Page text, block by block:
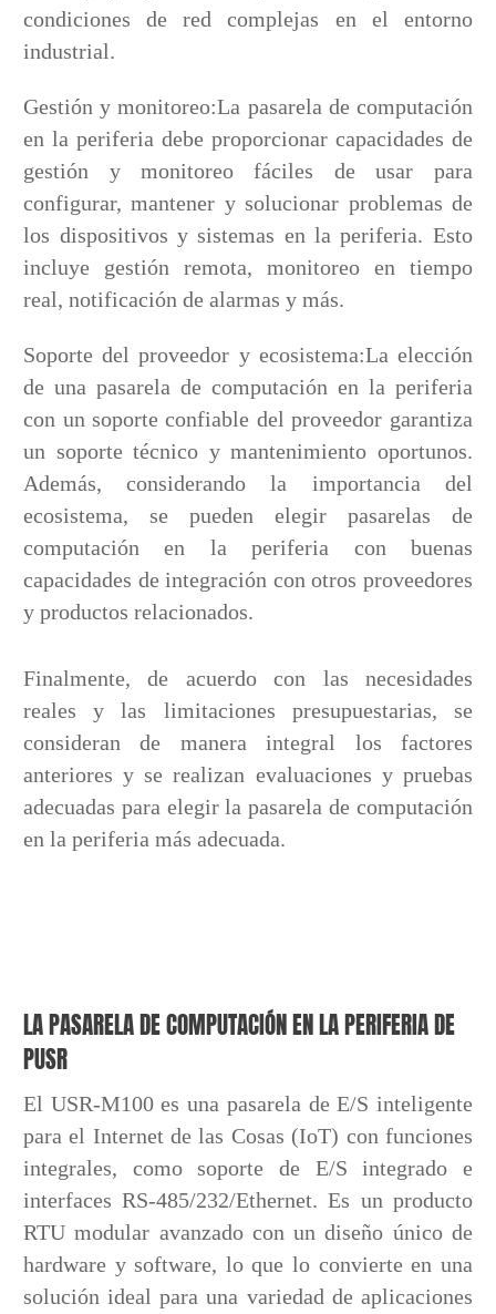
condiciones de red complejas en el entorno
industrial.
Gestión y monitoreo:La pasarela de computación
en la periferia debe proporcionar capacidades de
gestión y monitoreo fáciles de usar para
configurar, mantener y solucionar problemas de
los dispositivos y sistemas en la periferia. Esto
incluye gestión remota, monitoreo en tiempo
real, notificación de alarmas y más.
Soporte del proveedor y ecosistema:La elección
de una pasarela de computación en la periferia
con un soporte confiable del proveedor garantiza
un soporte técnico y mantenimiento oportunos.
Además, considerando la importancia del
ecosistema, se pueden elegir pasarelas de
computación en la periferia con buenas
capacidades de integración con otros proveedores
y productos relacionados.
Finalmente, de acuerdo con las necesidades
reales y las limitaciones presupuestarias, se
consideran de manera integral los factores
anteriores y se realizan evaluaciones y pruebas
adecuadas para elegir la pasarela de computación
en la periferia más adecuada.
LA PASARELA DE COMPUTACIÓN EN LA PERIFERIA DE
PUSR
El USR-M100 es una pasarela de E/S inteligente
para el Internet de las Cosas (IoT) con funciones
integrales, como soporte de E/S integrado e
interfaces RS-485/232/Ethernet. Es un producto
RTU modular avanzado con un diseño único de
hardware y software, lo que lo convierte en una
solución ideal para una variedad de aplicaciones